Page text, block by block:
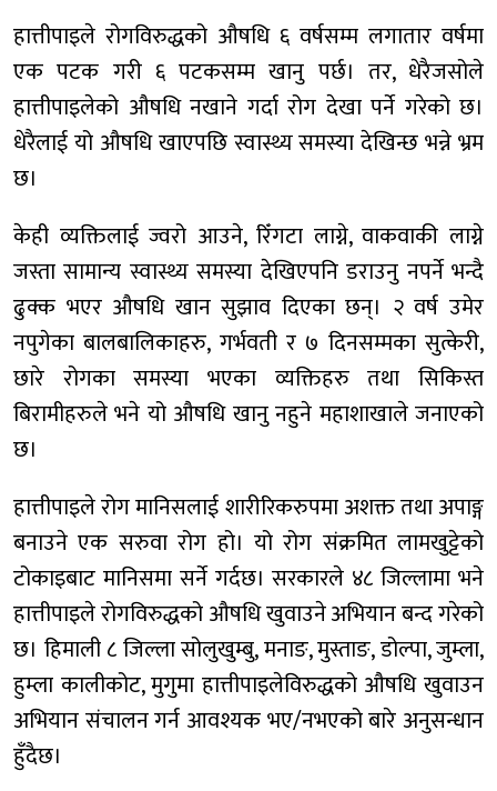
हात्तीपाइले रोगविरुद्धको औषधि ६ वर्षसम्म लगातार वर्षमा
एक पटक गरी ६ पटकसम्म खानु पर्छ। तर, धेरैजसोले
हात्तीपाइलेको औषधि नखाने गर्दा रोग देखा पर्ने गरेको छ।
धेरैलाई यो औषधि खाएपछि स्वास्थ्य समस्या देखिन्छ भन्ने भ्रम
छ।
केही व्यक्तिलाई ज्वरो आउने, रिँगटा लाग्ने, वाकवाकी लाग्ने
जस्ता सामान्य स्वास्थ्य समस्या देखिएपनि डराउनु नपर्ने भन्दै
ढुक्क भएर औषधि खान सुझाव दिएका छन्। २ वर्ष उमेर
नपुगेका बालबालिकाहरु, गर्भवती र ७ दिनसम्मका सुत्केरी,
छारे रोगका समस्या भएका व्यक्तिहरु तथा सिकिस्त
बिरामीहरुले भने यो औषधि खानु नहुने महाशाखाले जनाएको
छ।
हात्तीपाइले रोग मानिसलाई शारीरिकरुपमा अशक्त तथा अपाङ्ग
बनाउने एक सरुवा रोग हो। यो रोग संक्रमित लामखुट्टेको
टोकाइबाट मानिसमा सर्ने गर्दछ। सरकारले ४८ जिल्लामा भने
हात्तीपाइले रोगविरुद्धको औषधि खुवाउने अभियान बन्द गरेको
छ। हिमाली ८ जिल्ला सोलुखुम्बु, मनाङ, मुस्ताङ, डोल्पा, जुम्ला,
हुम्ला कालीकोट, मुगुमा हात्तीपाइलेविरुद्धको औषधि खुवाउन
अभियान संचालन गर्न आवश्यक भए/नभएको बारे अनुसन्धान
हुँदैछ।